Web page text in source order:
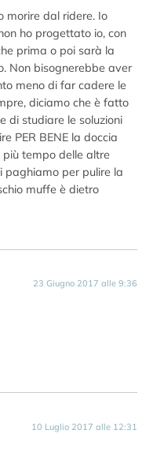
morire dal ridere. Io
ho progettato io, con
prima o poi sarà la
Non bisognerebbe aver
meno di far cadere le
diciamo che è fatto
di studiare le soluzioni
PER BENE la doccia
più tempo delle altre
paghiamo per pulire la
muffe è dietro
23 Giugno 2017 alle 9:36
10 Luglio 2017 alle 12:31